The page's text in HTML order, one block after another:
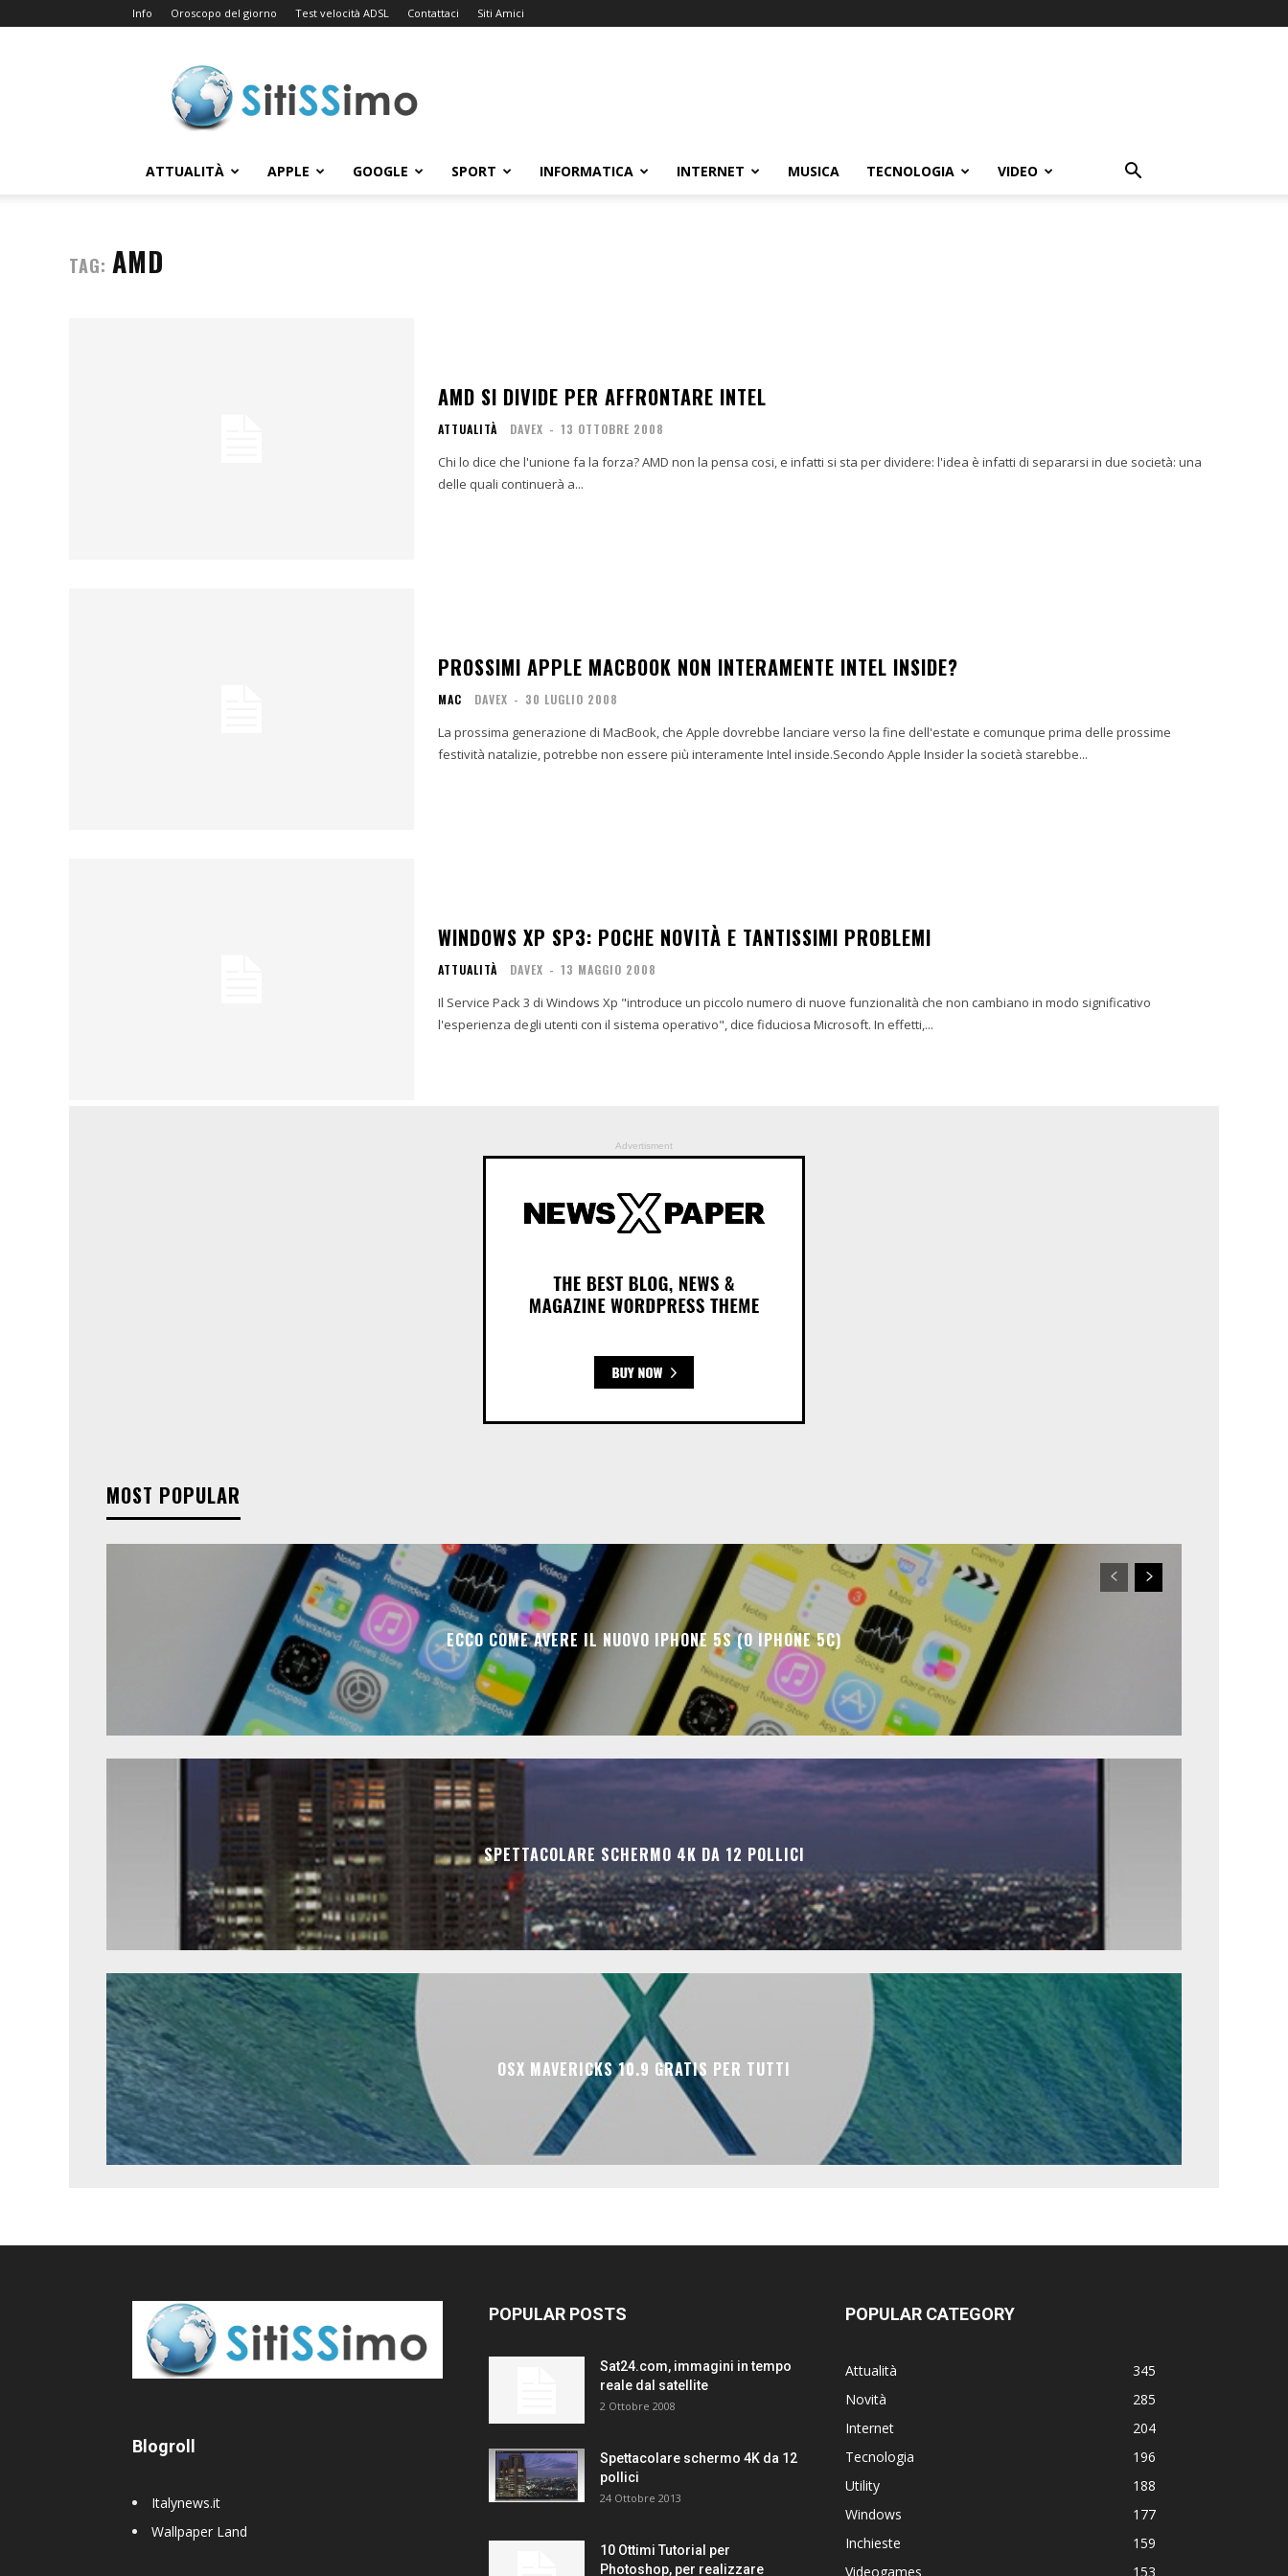
Info Oroscopo del giorno Test velocità ADSL Contattaci Siti Amici
ATTUALITÀ APPLE GOOGLE SPORT INFORMATICA INTERNET MUSICA TECNOLOGIA VIDEO
TAG: AMD
AMD SI DIVIDE PER AFFRONTARE INTEL
ATTUALITÀ DAVEX - 13 OTTOBRE 2008
Chi lo dice che l'unione fa la forza? AMD non la pensa cosi, e infatti si sta per dividere: l'idea è infatti di separarsi in due società: una
delle quali continuerà a...
PROSSIMI APPLE MACBOOK NON INTERAMENTE INTEL INSIDE?
MAC DAVEX - 30 LUGLIO 2008
La prossima generazione di MacBook, che Apple dovrebbe lanciare verso la fine dell'estate e comunque prima delle prossime
festività natalizie, potrebbe non essere più interamente Intel inside.Secondo Apple Insider la società starebbe...
WINDOWS XP SP3: POCHE NOVITÀ E TANTISSIMI PROBLEMI
ATTUALITÀ DAVEX - 13 MAGGIO 2008
Il Service Pack 3 di Windows Xp "introduce un piccolo numero di nuove funzionalità che non cambiano in modo significativo
l'esperienza degli utenti con il sistema operativo", dice fiduciosa Microsoft. In effetti,...
Advertisment
MOST POPULAR
ECCO COME AVERE IL NUOVO IPHONE 5S (O IPHONE 5C)
SPETTACOLARE SCHERMO 4K DA 12 POLLICI
OSX MAVERICKS 10.9 GRATIS PER TUTTI
Blogroll
Italynews.it
Wallpaper Land
POPULAR POSTS
Sat24.com, immagini in tempo
reale dal satellite
2 Ottobre 2008
Spettacolare schermo 4K da 12
pollici
24 Ottobre 2013
10 Ottimi Tutorial per
Photoshop, per realizzare
POPULAR CATEGORY
Attualità
345
Novità
285
Internet
204
Tecnologia
196
Utility
188
Windows
177
Inchieste
159
Videogames
153